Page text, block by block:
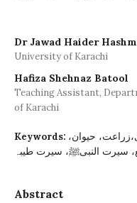
Dr Jawad Haider
University of Karachi
Hafiza Shehnaz Batool
Teaching Assistant,
of Karachi
Keywords: حیوان،
سیرت النبیﷺ، سیرت طیبہ
Abstract